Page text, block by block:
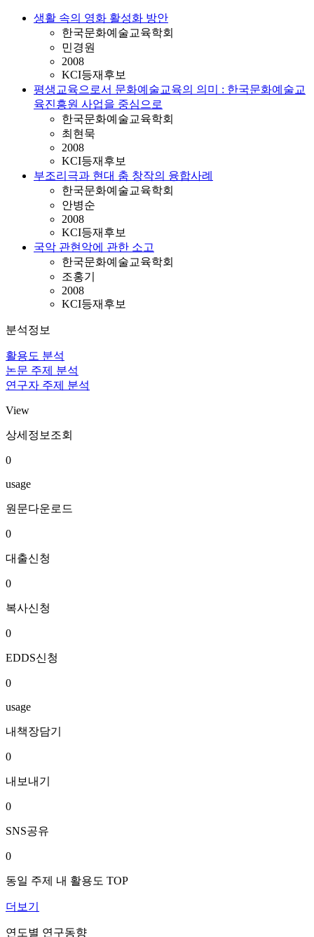
생활 속의 영화 활성화 방안
한국문화예술교육학회
민경원
2008
KCI등재후보
평생교육으로서 문화예술교육의 의미 : 한국문화예술교
육진흥원 사업을 중심으로
한국문화예술교육학회
최현묵
2008
KCI등재후보
부조리극과 현대 춤 창작의 융합사례
한국문화예술교육학회
안병순
2008
KCI등재후보
국악 관현악에 관한 소고
한국문화예술교육학회
조홍기
2008
KCI등재후보
분석정보
활용도 분석
논문 주제 분석
연구자 주제 분석
View
상세정보조회
0
usage
원문다운로드
0
대출신청
0
복사신청
0
EDDS신청
0
usage
내책장담기
0
내보내기
0
SNS공유
0
동일 주제 내 활용도 TOP
더보기
연도별 연구동향